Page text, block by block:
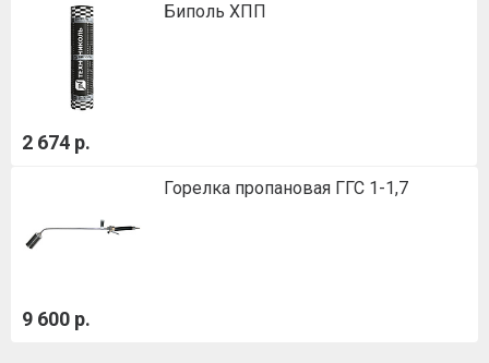
Биполь ХПП
2 674 р.
Горелка пропановая ГГС 1-1,7
9 600 р.